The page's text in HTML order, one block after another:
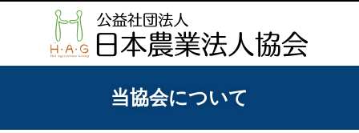
当協会について